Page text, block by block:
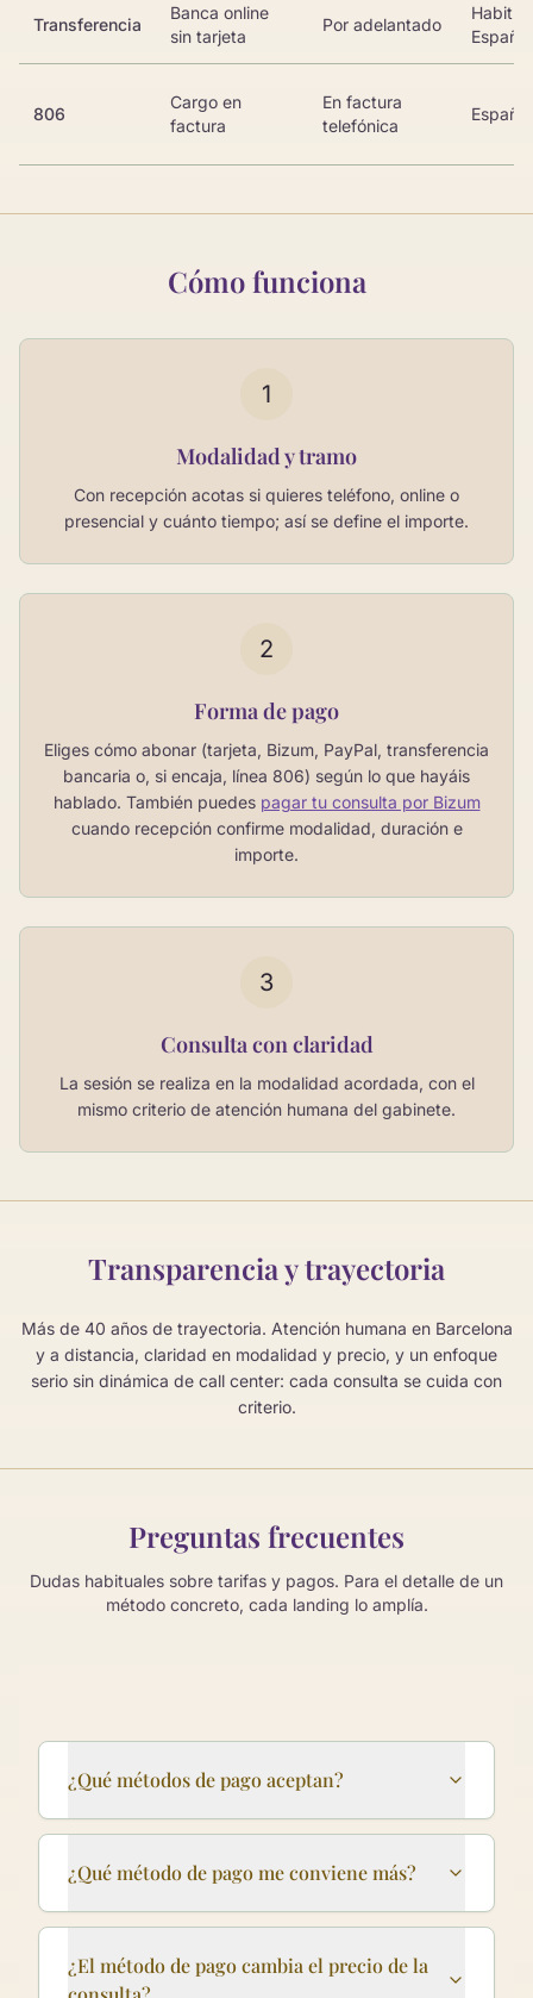
Transferencia
Banca online
sin tarjeta
Por adelantado
España
806
Cargo en
factura
En factura
telefónica
España
Cómo funciona
1
Modalidad y tramo
Con recepción acotas si quieres teléfono, online o
presencial y cuánto tiempo; así se define el importe.
2
Forma de pago
Eliges cómo abonar (tarjeta, Bizum, PayPal, transferencia
bancaria o, si encaja, línea 806) según lo que hayáis
hablado. También puedes pagar tu consulta por Bizum
cuando recepción confirme modalidad, duración e
importe.
3
Consulta con claridad
La sesión se realiza en la modalidad acordada, con el
mismo criterio de atención humana del gabinete.
Transparencia y trayectoria
Más de 40 años de trayectoria. Atención humana en Barcelona
y a distancia, claridad en modalidad y precio, y un enfoque
serio sin dinámica de call center: cada consulta se cuida con
criterio.
Preguntas frecuentes
Dudas habituales sobre tarifas y pagos. Para el detalle de un
método concreto, cada landing lo amplía.
¿Qué métodos de pago aceptan?
¿Qué método de pago me conviene más?
¿El método de pago cambia el precio de la